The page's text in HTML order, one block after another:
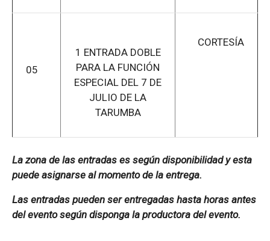
05
1 ENTRADA DOBLE
PARA LA FUNCIÓN
ESPECIAL DEL 7 DE
JULIO DE LA
TARUMBA
CORTESÍA
La zona de las entradas es según disponibilidad y esta
puede asignarse al momento de la entrega.
Las entradas pueden ser entregadas hasta horas antes
del evento según disponga la productora del evento.